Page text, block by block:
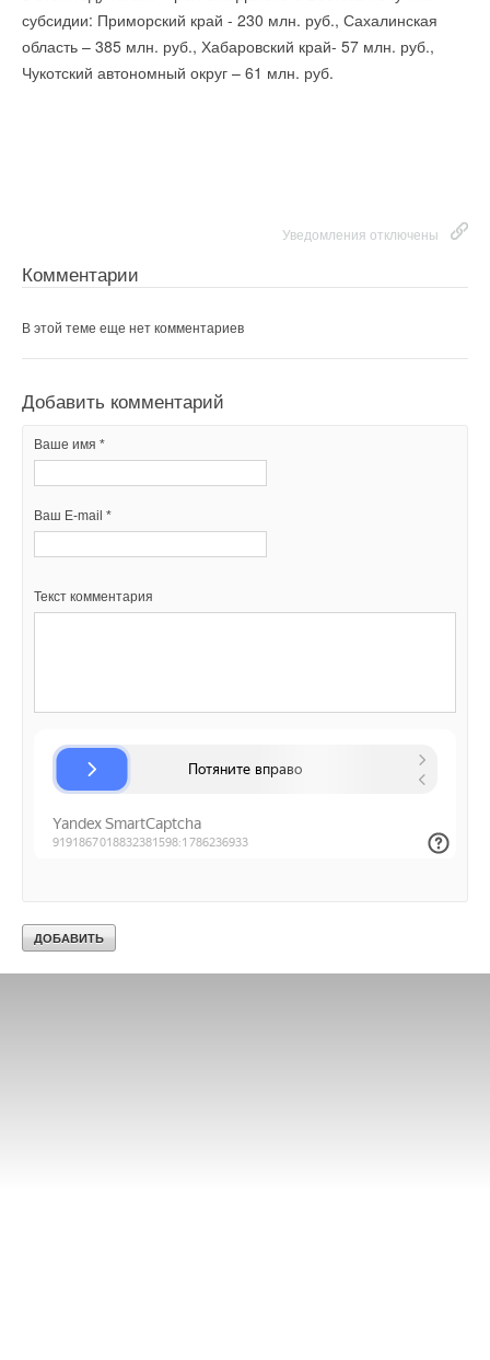
субсидии: Приморский край - 230 млн. руб., Сахалинская
область – 385 млн. руб., Хабаровский край- 57 млн. руб.,
Чукотский автономный округ – 61 млн. руб.
Уведомления отключены
Комментарии
В этой теме еще нет комментариев
Добавить комментарий
Ваше имя *
Ваш E-mail *
Текст комментария
Добавить комментарий
Ваше имя *
Уведомления отключены
Комментарии
Ваш E-mail *